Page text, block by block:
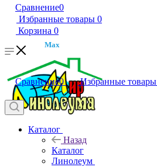
Сравнение0
Избранные товары 0
Корзина 0
Max
Сравнение0 Избранные товары
Каталог
Назад
Каталог
Линолеум